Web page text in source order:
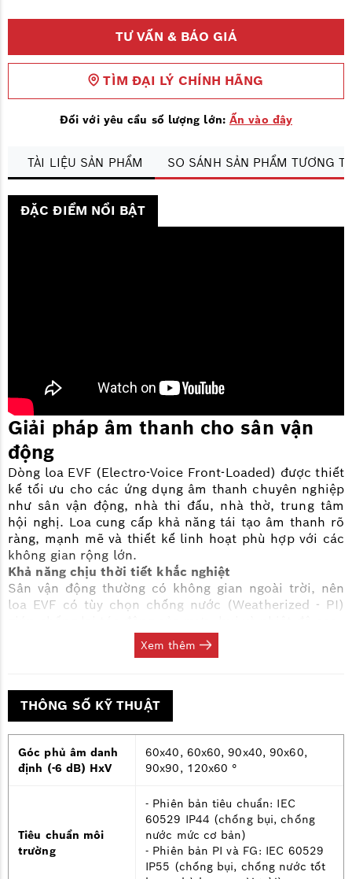
TƯ VẤN & BÁO GIÁ
TÌM ĐẠI LÝ CHÍNH HÃNG
Đối với yêu cầu số lượng lớn: Ấn vào đây
TÀI LIỆU SẢN PHẨM SO SÁNH SẢN PHẨM TƯƠNG
ĐẶC ĐIỂM NỔI BẬT
Giải pháp âm thanh cho sân vận
động
Dòng loa EVF (Electro-Voice Front-Loaded) được thiết
kế tối ưu cho các ứng dụng âm thanh chuyên nghiệp
như sân vận động, nhà thi đấu, nhà thờ, trung tâm
hội nghị. Loa cung cấp khả năng tái tạo âm thanh rõ
ràng, mạnh mẽ và thiết kế linh hoạt phù hợp với các
không gian rộng lớn.
Khả năng chịu thời tiết khắc nghiệt
Sân vận động thường có không gian ngoài trời, nên
loa EVF có tùy chọn chống nước (Weatherized - PI)
Vỏ loa gỗ bạch dương phủ sơn chống thời tiết, lưới
thép sơn tĩnh điện đảm bảo hoạt động bền bỉ trong
Xem thêm
THÔNG SỐ KỸ THUẬT
Góc phủ âm danh
định (-6 dB) HxV
60x40, 60x60, 90x40, 90x60,
90x90, 120x60 °
Tiêu chuẩn môi
trường
- Phiên bản tiêu chuẩn: IEC
60529 IP44 (chống bụi, chống
nước mức cơ bản)
- Phiên bản PI và FG: IEC 60529
IP55 (chống bụi, chống nước tốt